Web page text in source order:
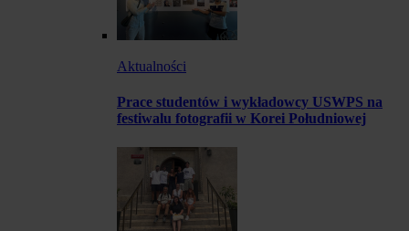
Aktualności
Prace studentów i wykładowcy USWPS na
festiwalu fotografii w Korei Południowej